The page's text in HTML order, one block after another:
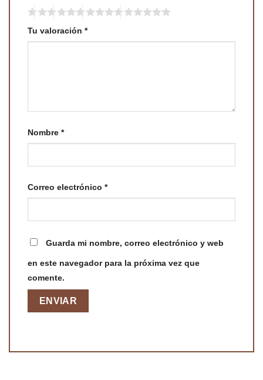
Tu valoración *
Nombre *
Correo electrónico *
Guarda mi nombre, correo electrónico y web
en este navegador para la próxima vez que
comente.